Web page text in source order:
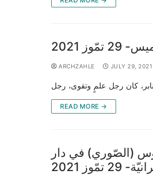
2021
ARCHZAHLE JULY 29, 2021
READ MORE →
(الصّوري) في دار
تمّوز 2021